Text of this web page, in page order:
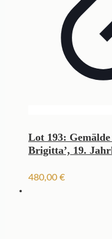
Lot 193:
Brigitta’, 19.
480,00 €